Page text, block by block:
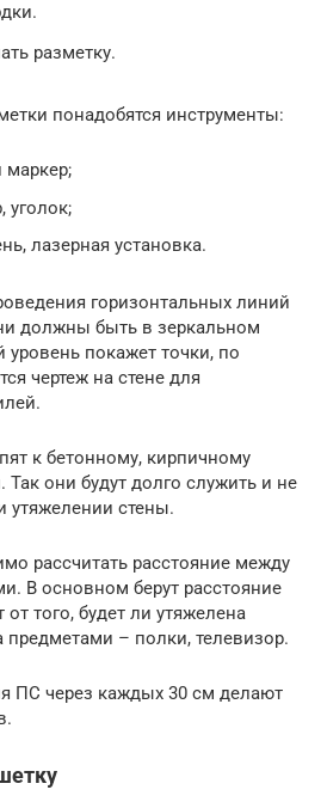
разметку.
понадобятся инструменты:
маркер;
уголок;
лазерная установка.
горизонтальных линий
должны быть в зеркальном
покажет точки, по
чертеж на стене для
к бетонному, кирпичному
они будут долго служить и не
утяжелении стены.
рассчитать расстояние между
В основном берут расстояние
того, будет ли утяжелена
предметами – полки, телевизор.
ПС через каждых 30 см делают